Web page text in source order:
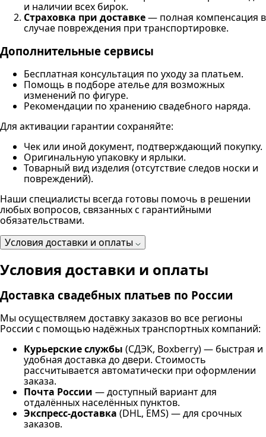
и наличии всех бирок.
Страховка при доставке— полная компенсация в
случае повреждения при транспортировке.
Дополнительные сервисы
Бесплатная консультация по уходу за платьем.
Помощь в подборе ателье для возможных
изменений по фигуре.
Рекомендации по хранению свадебного наряда.
Для активации гарантии сохраняйте:
Чек или иной документ, подтверждающий покупку.
Оригинальную упаковку и ярлыки.
Товарный вид изделия (отсутствие следов носки и
повреждений).
Наши специалисты всегда готовы помочь в решении
любых вопросов, связанных с гарантийными
обязательствами.
Условия доставки и оплаты
Условия доставки и оплаты
Доставка свадебных платьев по России
Мы осуществляем доставку заказов во все регионы
России с помощью надёжных транспортных компаний:
Курьерские службы (СДЭК, Boxberry) — быстрая и
удобная доставка до двери. Стоимость
рассчитывается автоматически при оформлении
заказа.
Почта России — доступный вариант для
отдалённых населённых пунктов.
Экспресс-доставка (DHL, EMS) — для срочных
заказов.